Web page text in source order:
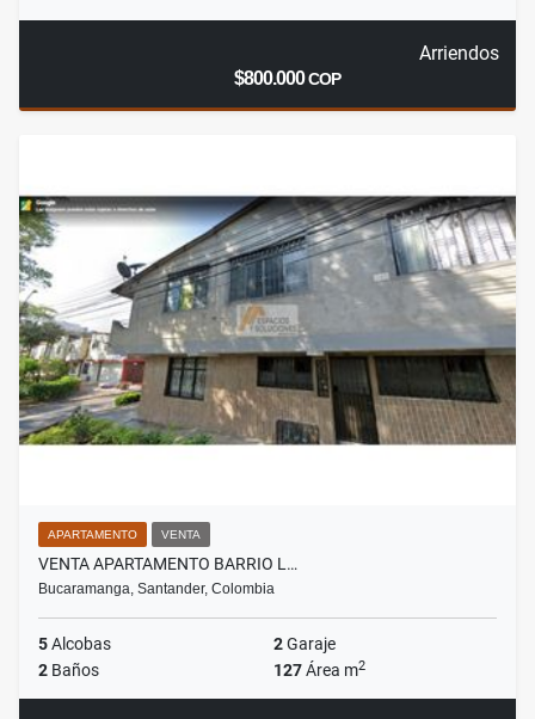
Arriendos
$800.000COP
APARTAMENTO VENTA
VENTA APARTAMENTO BARRIO L…
Bucaramanga, Santander, Colombia
5Alcobas 2Garaje
2 Baños 127Área m2